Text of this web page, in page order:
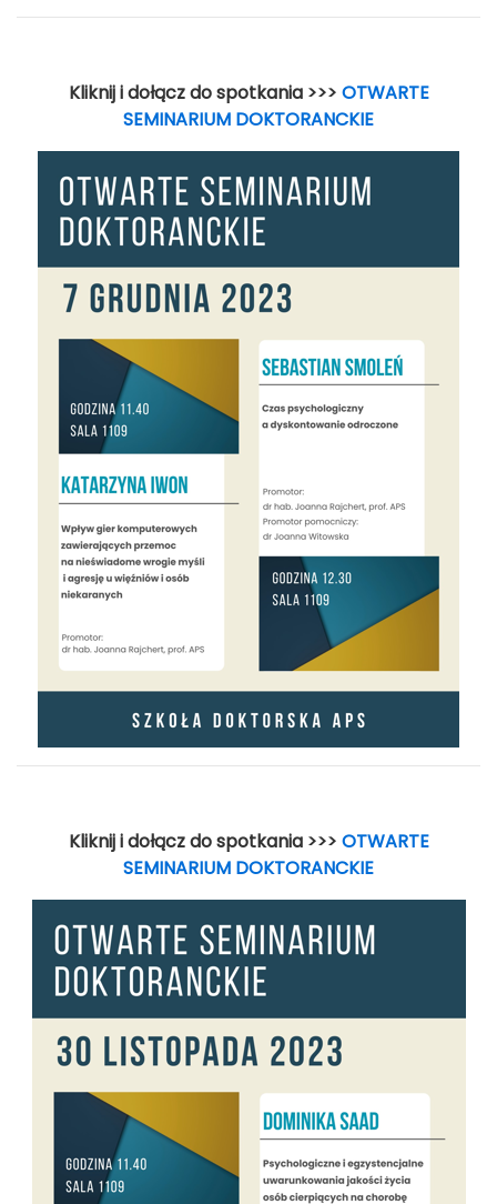
Kliknij i dołącz do spotkania >>> OTWARTE
SEMINARIUM DOKTORANCKIE
Kliknij i dołącz do spotkania >>> OTWARTE
SEMINARIUM DOKTORANCKIE